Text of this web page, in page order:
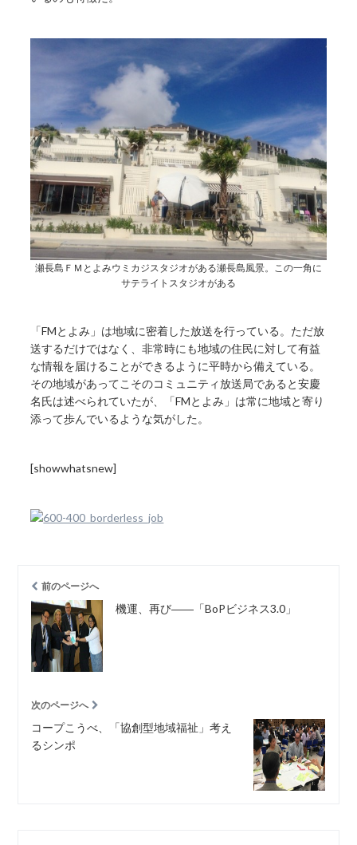
瀬長島ＦＭとよみウミカジスタジオがある瀬長島風景。この一角に
サテライトスタジオがある
「FMとよみ」は地域に密着した放送を行っている。ただ放
送するだけではなく、非常時にも地域の住民に対して有益
な情報を届けることができるように平時から備えている。
その地域があってこそのコミュニティ放送局であると安慶
名氏は述べられていたが、「FMとよみ」は常に地域と寄り
添って歩んでいるような気がした。
[showwhatsnew]
前のページへ
機運、再び――「BoPビジネス3.0」
次のページへ
コープこうべ、「協創型地域福祉」考え
るシンポ